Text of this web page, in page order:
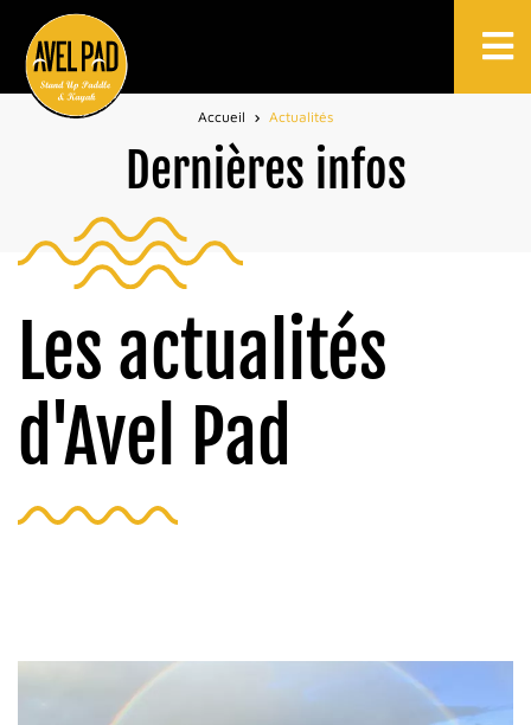
Accueil Actualités
Dernières infos
Les actualités
d'Avel Pad